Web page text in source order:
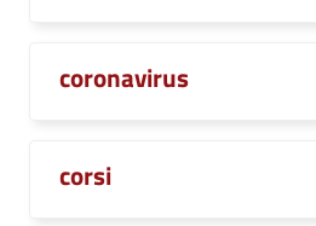
coronavirus
corsi